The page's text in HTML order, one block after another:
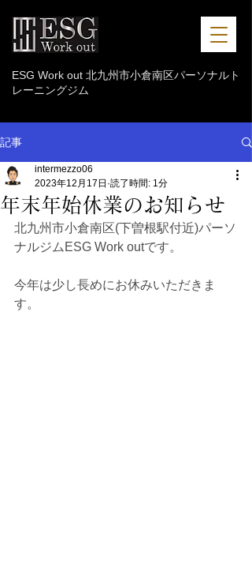
ESG Work out 北九州市小倉南区パーソナルト
レーニングジム
記事
年末年始休業のお知らせ
intermezzo06
2023年12月17日 読了時間: 1分
北九州市小倉南区(下曽根駅付近)パーソ
ナルジムESG Work outです。
今年は少し長めにお休みいただきま
す。